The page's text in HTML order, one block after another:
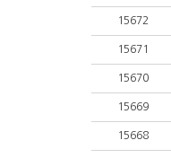
15672
15671
15670
15669
15668